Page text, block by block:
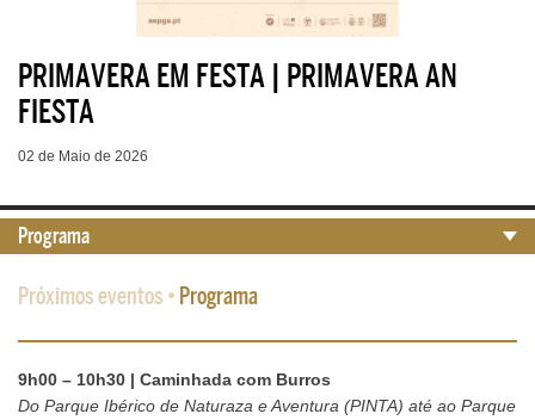
PRIMAVERA EM FESTA | PRIMAVERA AN
FIESTA
02 de Maio de 2026
Próximos eventos • Programa
9h00 – 10h30 | Caminhada com Burros
Do Parque Ibérico de Naturaza e Aventura (PINTA) até ao Parque
Programa